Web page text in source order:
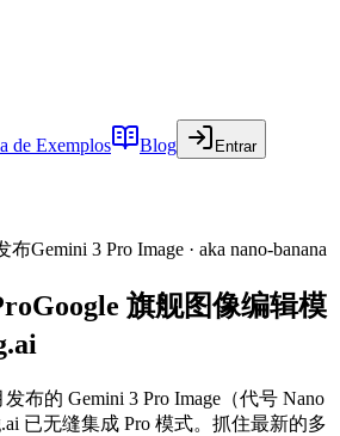
de Exemplos Blog Entrar
布Gemini 3 Pro Image · aka nano-banana
Google 旗舰图像编辑模
布的 Gemini 3 Pro Image（代号 Nano
已无缝集成 Pro 模式。抓住最新的多